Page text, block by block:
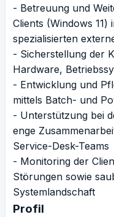
- Betreuung und
Clients (Windows 11)
spezialisierten
- Sicherstellung der
Hardware,
- Entwicklung und
mittels Batch- und
- Unterstützung bei
enge
Service-Desk-Teams
- Monitoring der
Störungen sowie
Systemlandschaft
Profil